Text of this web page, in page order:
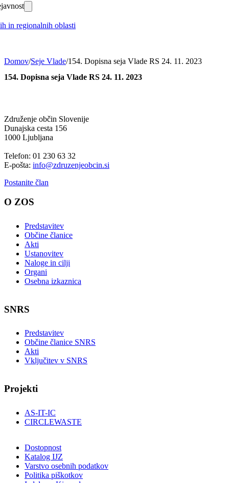
in regionalnih oblasti
Domov/Seje Vlade/154. Dopisna seja Vlade RS 24. 11. 2023
154. Dopisna seja Vlade RS 24. 11. 2023
Združenje občin Slovenije
Dunajska cesta 156
1000 Ljubljana
Telefon: 01 230 63 32
E-pošta: info@zdruzenjeobcin.si
Postanite član
O ZOS
Predstavitev
Občine članice
Akti
Ustanovitev
Naloge in cilji
Organi
Osebna izkaznica
SNRS
Predstavitev
Občine članice SNRS
Akti
Vključitev v SNRS
Projekti
AS-IT-IC
CIRCLEWASTE
Dostopnost
Katalog IJZ
Varstvo osebnih podatkov
Politika piškotkov